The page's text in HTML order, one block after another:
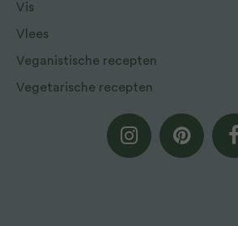
Vis
Vlees
Veganistische recepten
Vegetarische recepten